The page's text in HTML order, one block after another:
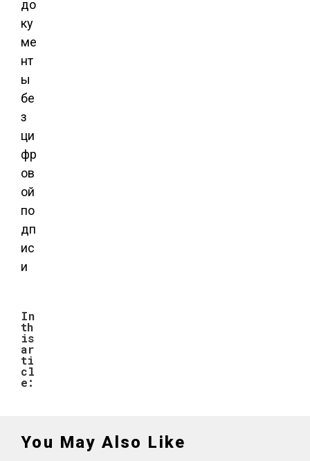
до
ку
ме
нт
ы
бе
з
ци
фр
ов
ой
по
дп
ис
и
In
th
is
ar
ti
cl
e:
You May Also Like